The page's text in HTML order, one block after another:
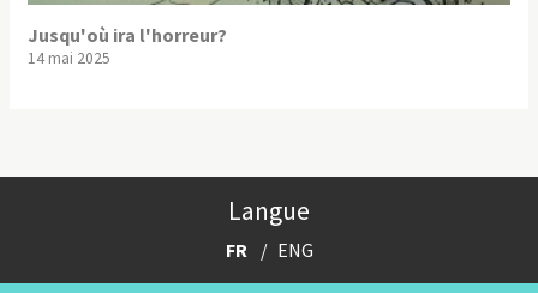
Jusqu'où ira l'horreur?
14 mai 2025
Langue
FR ENG